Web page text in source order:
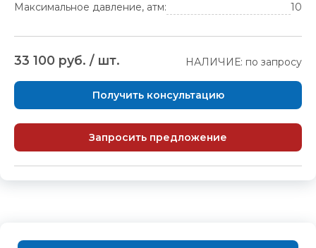
Максимальное давление, атм:
10
33 100 руб. / шт. НАЛИЧИЕ: по запросу
Получить консультацию
Запросить предложение